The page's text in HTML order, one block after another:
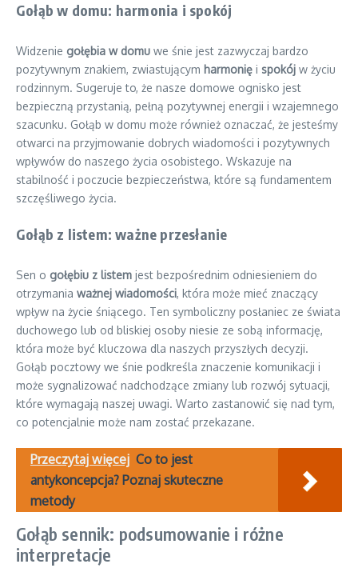
Gołąb w domu: harmonia i spokój
Widzenie gołębia w domu we śnie jest zazwyczaj bardzo
pozytywnym znakiem, zwiastującym harmonię i spokój w życiu
rodzinnym. Sugeruje to, że nasze domowe ognisko jest
bezpieczną przystanią, pełną pozytywnej energii i wzajemnego
szacunku. Gołąb w domu może również oznaczać, że jesteśmy
otwarci na przyjmowanie dobrych wiadomości i pozytywnych
wpływów do naszego życia osobistego. Wskazuje na
stabilność i poczucie bezpieczeństwa, które są fundamentem
szczęśliwego życia.
Gołąb z listem: ważne przesłanie
Sen o gołębiu z listem jest bezpośrednim odniesieniem do
otrzymania ważnej wiadomości, która może mieć znaczący
wpływ na życie śniącego. Ten symboliczny posłaniec ze świata
duchowego lub od bliskiej osoby niesie ze sobą informację,
która może być kluczowa dla naszych przyszłych decyzji.
Gołąb pocztowy we śnie podkreśla znaczenie komunikacji i
może sygnalizować nadchodzące zmiany lub rozwój sytuacji,
które wymagają naszej uwagi. Warto zastanowić się nad tym,
co potencjalnie może nam zostać przekazane.
Przeczytaj więcej Co to jest
antykoncepcja? Poznaj skuteczne
metody
Gołąb sennik: podsumowanie i różne
interpretacje